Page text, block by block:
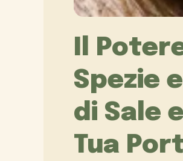
Il
Spezie
di Sale
Tua